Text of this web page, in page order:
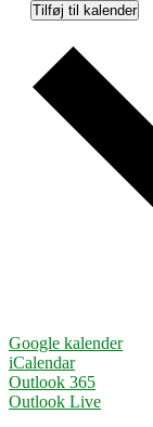
Tilføj til kalender
Google kalender
iCalendar
Outlook 365
Outlook Live